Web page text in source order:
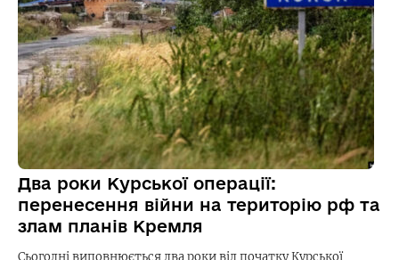
Два роки Курської операції:
перенесення війни на територію рф та
злам планів Кремля
Сьогодні виповнюється два роки від початку Курської